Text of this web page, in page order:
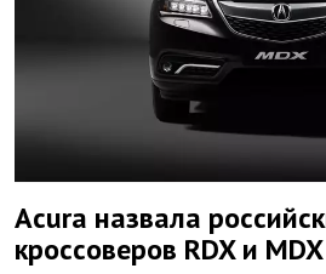
Acura назвала
кроссоверов RDX и MDX